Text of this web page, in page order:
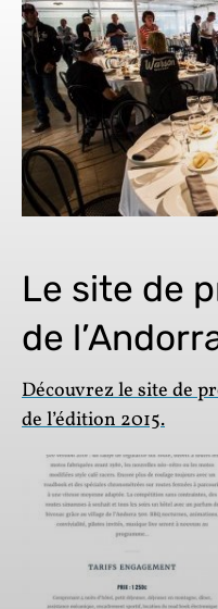
Le site de
de
Découvrez le site de
de l’édition 2015.